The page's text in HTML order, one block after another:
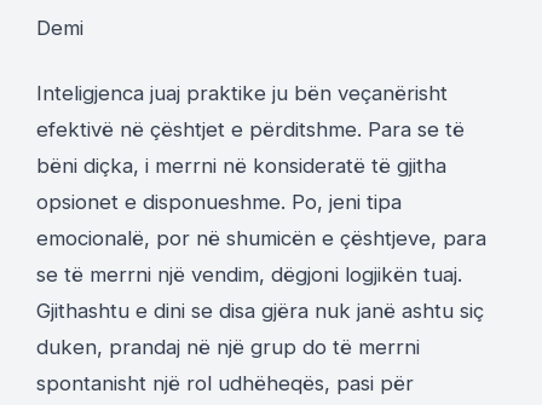
Demi
Inteligjenca juaj praktike ju bën veçanërisht
efektivë në çështjet e përditshme. Para se të
bëni diçka, i merrni në konsideratë të gjitha
opsionet e disponueshme. Po, jeni tipa
emocionalë, por në shumicën e çështjeve, para
se të merrni një vendim, dëgjoni logjikën tuaj.
Gjithashtu e dini se disa gjëra nuk janë ashtu siç
duken, prandaj në një grup do të merrni
spontanisht një rol udhëheqës, pasi për